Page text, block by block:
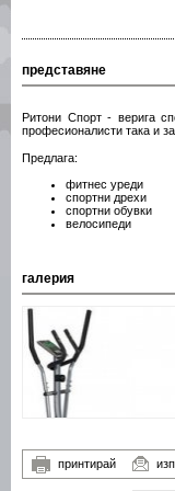
представяне
Ритони Спорт - верига
професионалисти така и
Предлага:
фитнес уреди
спортни дрехи
спортни обувки
велосипеди
галерия
принтирай